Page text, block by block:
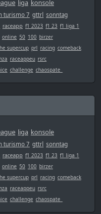
liga konsole
turismo 7 gttrl sonntag
raceapp f1 2023 f1 23 f1 liga 1
online 50 100 birzer
supercup prl racing comeback
raceappeu rsrc
challenge chaospate_
liga konsole
turismo 7 gttrl sonntag
raceapp f1 2023 f1 23 f1 liga 1
online 50 100 birzer
supercup prl racing comeback
raceappeu rsrc
challenge chaospate_